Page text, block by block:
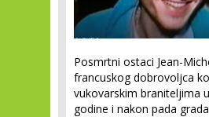
Posmrtni ostaci Jean-
francuskog dobrovoljca
vukovarskim braniteljima
godine i nakon pada